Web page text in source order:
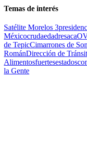
Temas de interés
Satélite Morelos 3
Méxicocrudaedadresaca
de TepicCimarrones de
RománDirección de
Alimentosfuertesestados
la Gente